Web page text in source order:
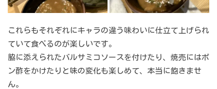
これらもそれぞれにキャラの違う味わいに仕立て上げられ
ていて食べるのが楽しいです。
脇に添えられたバルサミコソースを付けたり、焼売にはポ
ン酢をかけたりと味の変化も楽しめて、本当に飽きませ
ん。